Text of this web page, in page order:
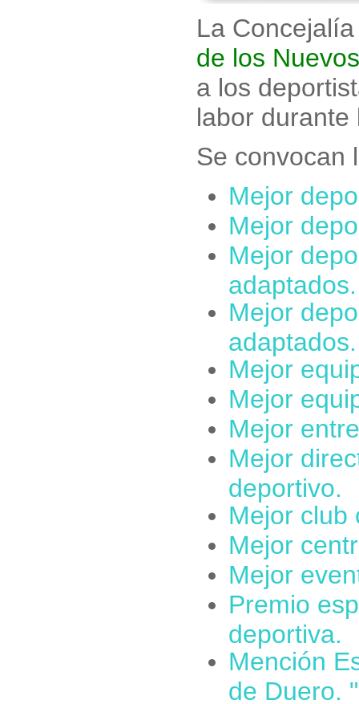
La
de los
a los
labor
Se convocan
Mejor
Mejor
Mejor
adaptados.
Mejor
adaptados.
Mejor
Mejor
Mejor
Mejor
deportivo.
Mejor club
Mejor
Mejor
Premio
deportiva.
Mención
de Duero.